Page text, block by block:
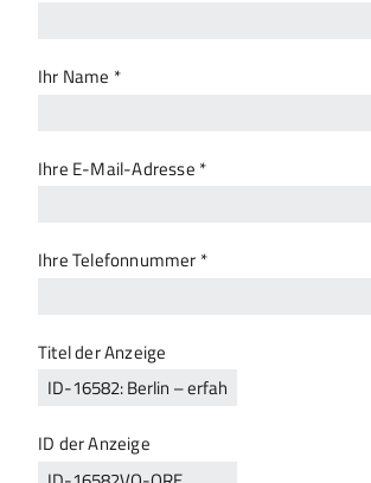
Ihr Name *
Ihre E-Mail-Adresse *
Ihre Telefonnummer *
Titel der Anzeige
ID der Anzeige